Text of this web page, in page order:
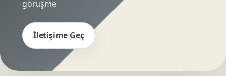
görüşme
İletişime Geç